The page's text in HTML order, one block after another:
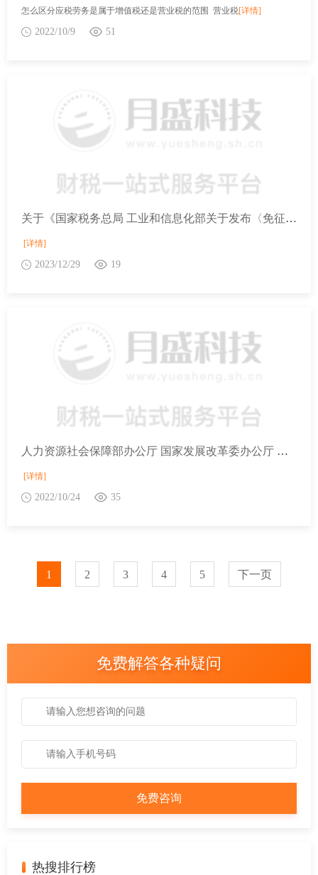
怎么区分应税劳务是属于增值税还是营业税的范围 营业税[详情]
2022/10/9 51
关于《国家税务总局 工业和信息化部关于发布〈免征车辆购置税的设有固定装置的非运输专用作业车辆目录〉（第十三批）的公告》的解读
[详情]
2023/12/29 19
人力资源社会保障部办公厅 国家发展改革委办公厅 财政部办公厅 国家税务总局办公厅关于进一步做好阶段性缓缴社会保险费政策实施工作有关问题的通知
[详情]
2022/10/24 35
1 2 3 4 5 下一页
免费解答各种疑问
热搜排行榜